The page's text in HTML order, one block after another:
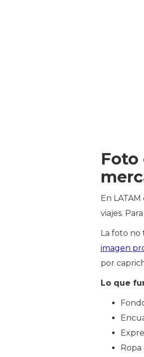
Foto
En
viajes.
La foto no
imagen
por
Lo que